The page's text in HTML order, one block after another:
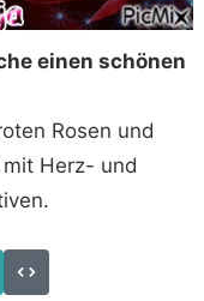
einen schönen
Rosen und
Herz- und
Code